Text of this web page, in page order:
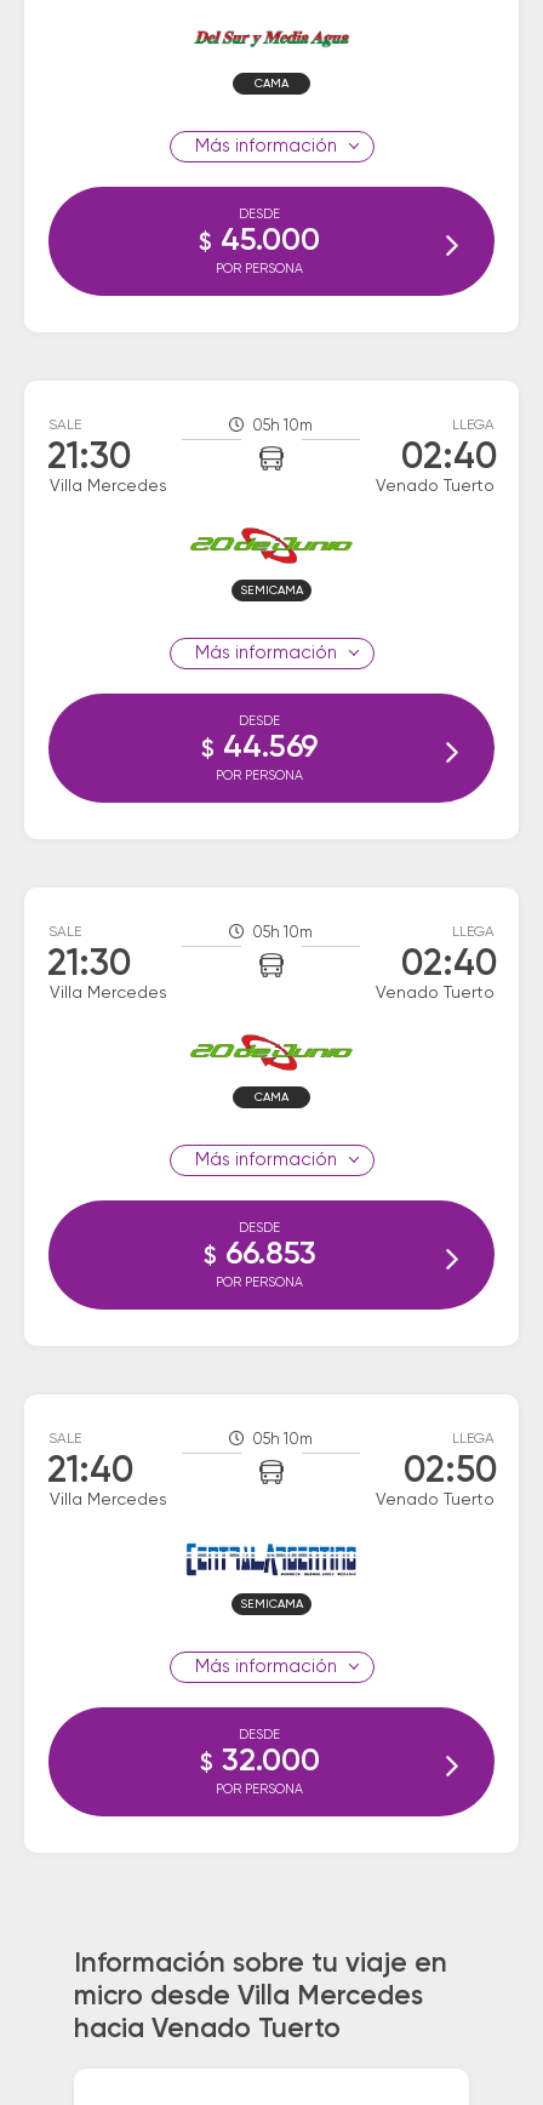
CAMA
información
DESDE
$ 45.000
POR PERSONA
SALE
21:30
Villa Mercedes
05h 10m LLEGA
02:40
Venado Tuerto
SEMICAMA
información
DESDE
$ 44.569
POR PERSONA
SALE
21:30
Villa Mercedes
05h 10m LLEGA
02:40
Venado Tuerto
CAMA
información
DESDE
$ 66.853
POR PERSONA
SALE
21:40
Villa Mercedes
05h 10m LLEGA
02:50
Venado Tuerto
SEMICAMA
información
DESDE
$ 32.000
POR PERSONA
Información sobre tu viaje en
micro desde Villa Mercedes
hacia Venado Tuerto